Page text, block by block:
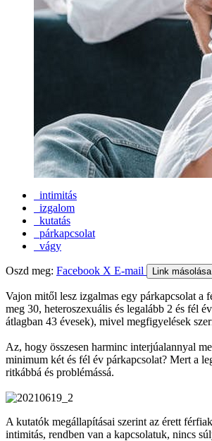
intimitás
izgalom
kutatás
párkapcsolat
vágy
Oszd meg: Facebook X E-mail Link másolása
Vajon mitől lesz izgalmas egy párkapcsolat a
meg 30, heteroszexuális és legalább 2 és fél
átlagban 43 évesek), mivel megfigyelések
Az, hogy összesen harminc interjúalannyal
minimum két és fél év párkapcsolat? Mert a
ritkábbá és problémássá.
A kutatók megállapításai szerint az érett
intimitás, rendben van a kapcsolatuk, nincs